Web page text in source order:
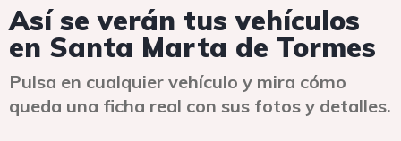
Así se verán tus vehículos
en Santa Marta de Tormes
Pulsa en cualquier vehículo y mira cómo
queda una ficha real con sus fotos y detalles.